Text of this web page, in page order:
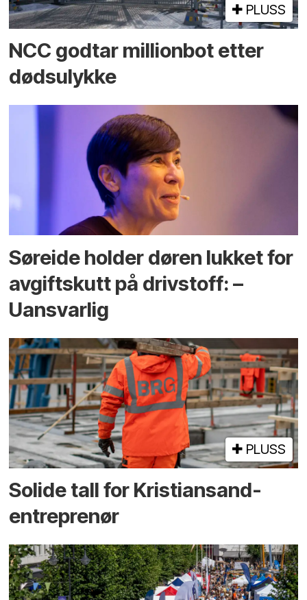
PLUSS
NCC godtar millionbot etter
dødsulykke
Søreide holder døren lukket for
avgiftskutt på drivstoff: –
Uansvarlig
PLUSS
Solide tall for Kristiansand-
entreprenør